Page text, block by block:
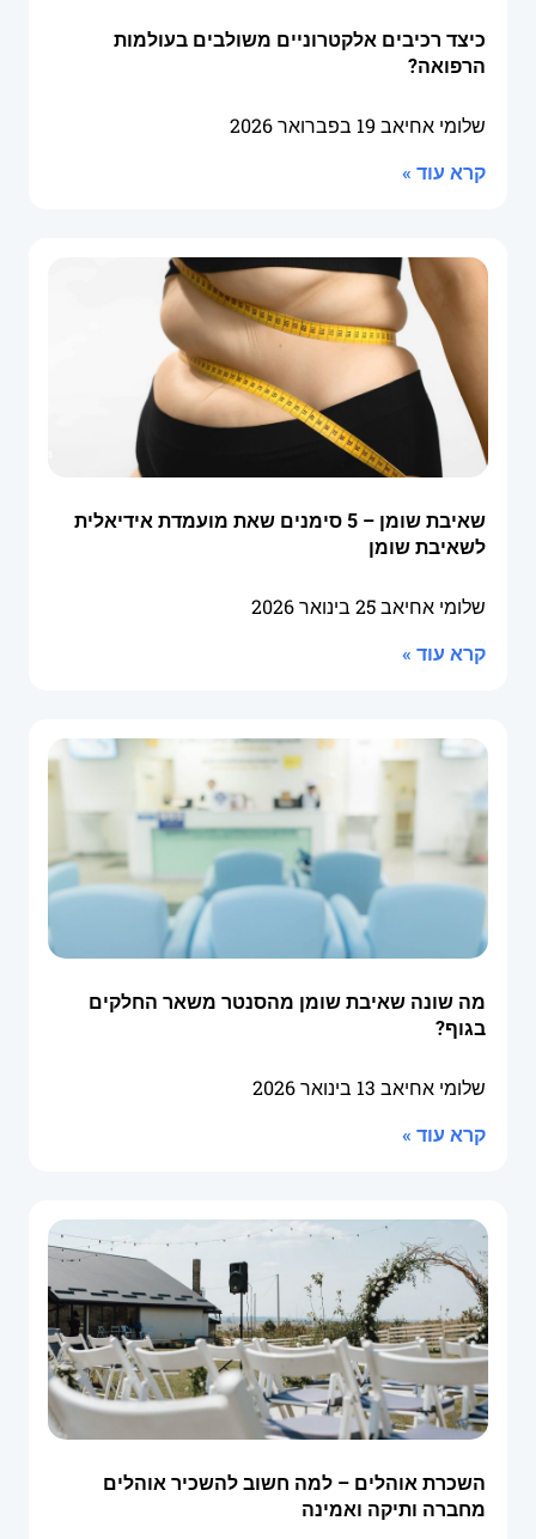
כיצד רכיבים אלקטרוניים משולבים בעולמות
הרפואה?
שלומי אחיאב 19 בפברואר 2026
קרא עוד »
שאיבת שומן – 5 סימנים שאת מועמדת אידיאלית
לשאיבת שומן
שלומי אחיאב25 בינואר 2026
קרא עוד »
מה שונה שאיבת שומן מהסנטר משאר החלקים
בגוף?
שלומי אחיאב 13 בינואר 2026
קרא עוד »
השכרת אוהלים – למה חשוב להשכיר אוהלים
מחברה ותיקה ואמינה